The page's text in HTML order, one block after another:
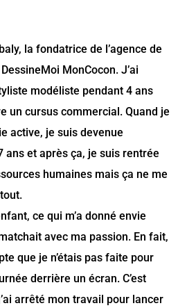
la fondatrice de l’agence de
MonCocon. J’ai
modéliste pendant 4 ans
un cursus commercial. Quand je
active, je suis devenue
ans et après ça, je suis rentrée
humaines mais ça ne me
ce qui m’a donné envie
avec ma passion. En fait,
que je n’étais pas faite pour
derrière un écran. C’est
arrêté mon travail pour lancer